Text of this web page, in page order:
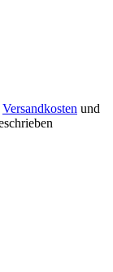
Versandkosten und